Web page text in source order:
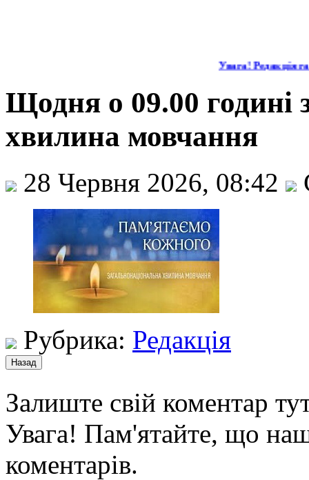
Увага! Редакція
Щодня о 09.00 годині
хвилина мовчання
28 Червня 2026, 08:42
Рубрика: Редакція
Залиште свій коментар
Увага! Пам'ятайте, що
коментарів.